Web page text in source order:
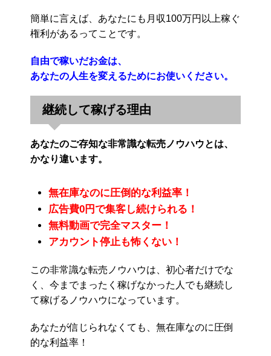
簡単に言えば、あなたにも月収100万円以上稼ぐ
権利があるってことです。
自由で稼いだお金は、
あなたの人生を変えるためにお使いください。
継続して稼げる理由
あなたのご存知な非常識な転売ノウハウとは、
かなり違います。
無在庫なのに圧倒的な利益率！
広告費0円で集客し続けられる！
無料動画で完全マスター！
アカウント停止も怖くない！
この非常識な転売ノウハウは、初心者だけでな
く、今までまったく稼げなかった人でも継続し
て稼げるノウハウになっています。
あなたが信じられなくても、無在庫なのに圧倒
的な利益率！